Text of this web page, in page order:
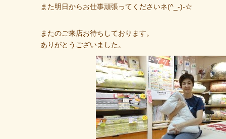
また明日からお仕事頑張ってくださいネ(^_-)-☆
またのご来店お待ちしております。
ありがとうございました。